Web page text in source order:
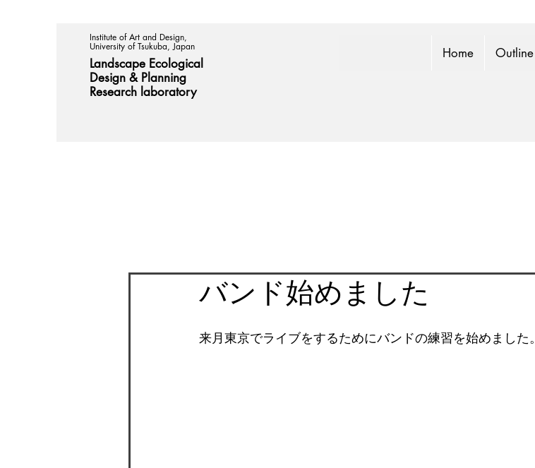
Institute of Art and Design,
University of Tsukuba, Japan
Landscape Ecological
Design & Planning
Research laboratory
Home Outline
バンド始めました
来月東京でライブをするためにバンドの練習を始めました。